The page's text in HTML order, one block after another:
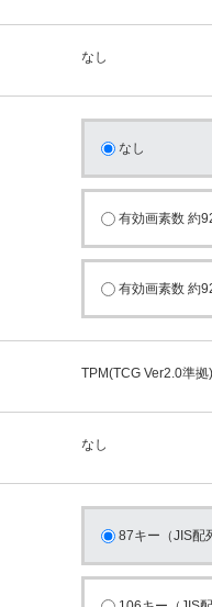
なし
なし
有効画素数 約
有効画素数 約
TPM(TCG Ver2.0準拠)
なし
87キー（JIS配